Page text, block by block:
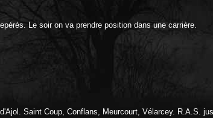
Le soir on va prendre position dans une carrière.
Saint Coup, Conflans, Meurcourt, Vélarcey. R.A.S.